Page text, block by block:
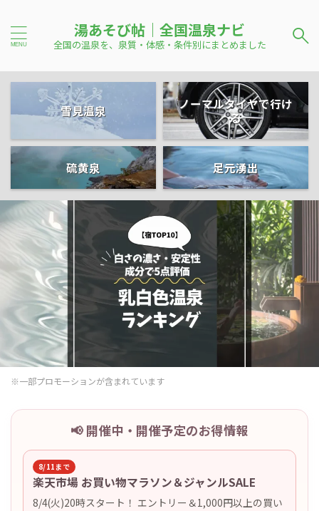
湯あそび帖｜全国温泉ナビ
全国の温泉を、泉質・体感・条件別にまとめました
雪見温泉
ノーマルタイヤで行け
る
硫黄泉 足元湧出
※一部プロモーションが含まれています
📢 開催中・開催予定のお得情報
8/11まで
楽天市場 お買い物マラソン＆ジャンルSALE
8/4(火)20時スタート！ エントリー＆1,000円以上の買い